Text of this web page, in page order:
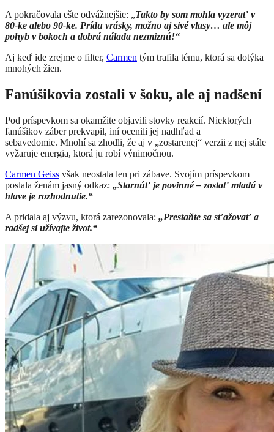
A pokračovala ešte odvážnejšie: „Takto by som mohla vyzerať v
80-ke alebo 90-ke. Prídu vrásky, možno aj sivé vlasy… ale môj
pohyb v bokoch a dobrá nálada nezmiznú!“
Aj keď ide zrejme o filter, Carmen tým trafila tému, ktorá sa dotýka
mnohých žien.
Fanúšikovia zostali v šoku, ale aj nadšení
Pod príspevkom sa okamžite objavili stovky reakcií. Niektorých
fanúšikov záber prekvapil, iní ocenili jej nadhľad a
sebavedomie. Mnohí sa zhodli, že aj v „zostarenej“ verzii z nej stále
vyžaruje energia, ktorá ju robí výnimočnou.
Carmen Geiss však neostala len pri zábave. Svojím príspevkom
poslala ženám jasný odkaz: „Starnúť je povinné – zostať mladá v
hlave je rozhodnutie.“
A pridala aj výzvu, ktorá zarezonovala: „Prestaňte sa sťažovať a
radšej si užívajte život.“